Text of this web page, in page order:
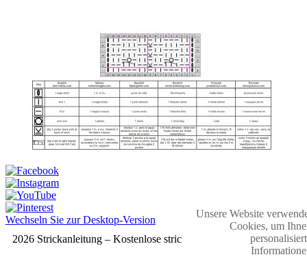
Wechseln Sie zur Desktop-Version
2026 Strickanleitung – Kostenlose strickmuster
Unsere Website
Cookies, um